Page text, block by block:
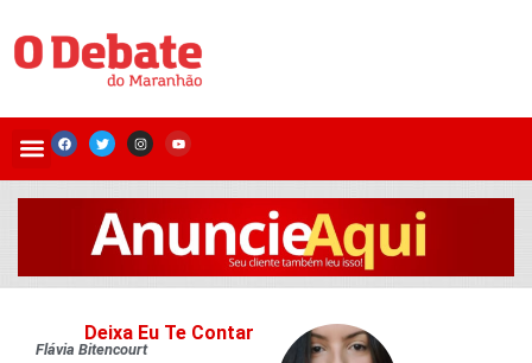
Deixa Eu Te Contar
Flávia Bitencourt